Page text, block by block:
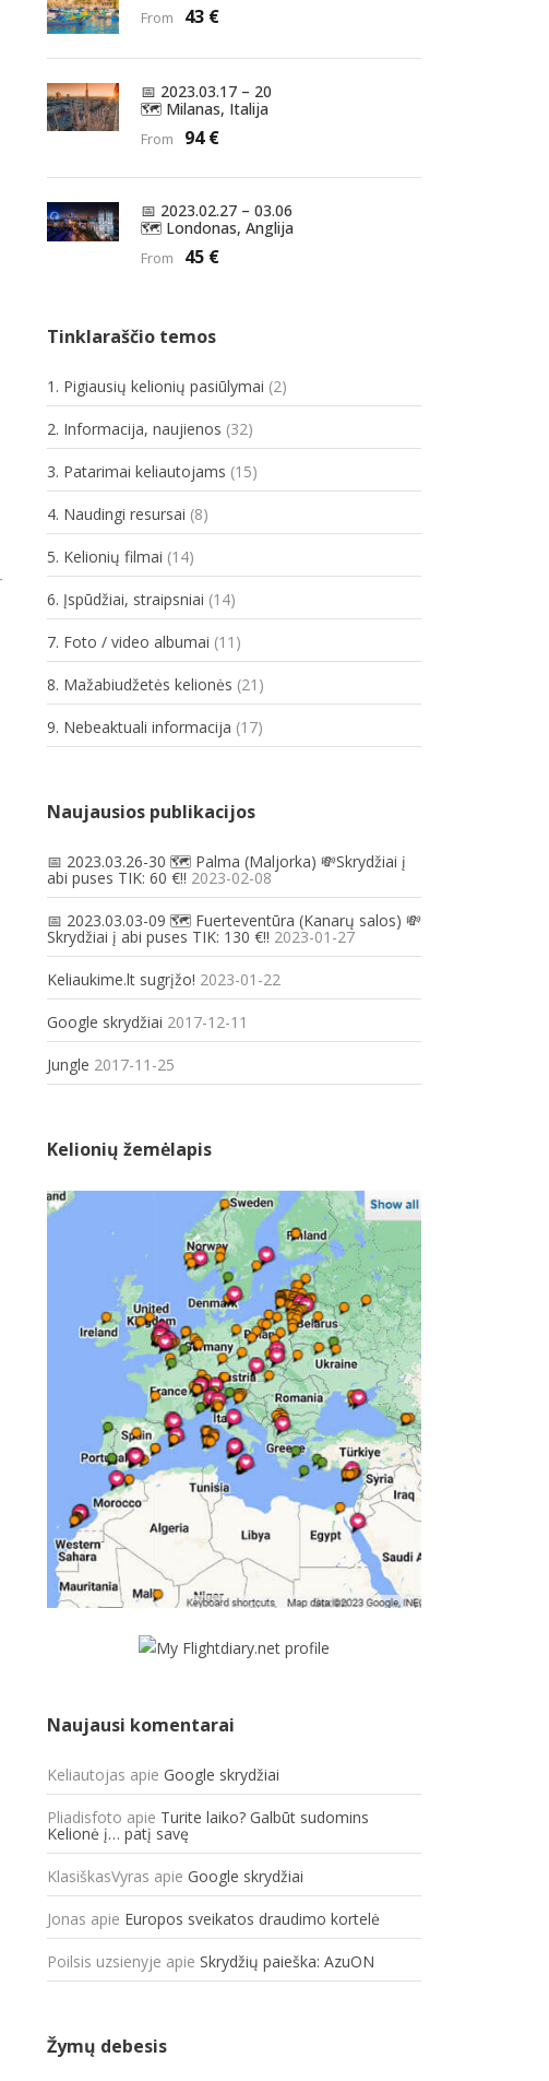
PIGI NAKVYNĖ
SKAMBUČIAI IR INTERNETAS
EUROPOS SVEIKATOS DRAUDIMO KORTELĖ
YPATINGOS SITUACIJOS IR JŪSŲ TEISĖS
From 43 €
📅 2023.03.17 – 20
🗺️ Milanas, Italija
From 94 €
📅 2023.02.27 – 03.06
🗺️ Londonas, Anglija
From 45 €
Tinklaraščio temos
1. Pigiausių kelionių pasiūlymai (2)
2. Informacija, naujienos (32)
3. Patarimai keliautojams (15)
4. Naudingi resursai (8)
5. Kelionių filmai (14)
6. Įspūdžiai, straipsniai (14)
7. Foto / video albumai (11)
8. Mažabiudžetės kelionės (21)
9. Nebeaktuali informacija (17)
Naujausios publikacijos
📅 2023.03.26-30 🗺️ Palma (Maljorka) 💸Skrydžiai į
abi puses TIK: 60 €!! 2023-02-08
📅 2023.03.03-09 🗺️ Fuerteventūra (Kanarų salos) 💸
Skrydžiai į abi puses TIK: 130 €!! 2023-01-27
Keliaukime.lt sugrįžo! 2023-01-22
Google skrydžiai 2017-12-11
Jungle 2017-11-25
Kelionių žemėlapis
Naujausi komentarai
Keliautojas apie Google skrydžiai
Pliadisfoto apie Turite laiko? Galbūt sudomins
Kelionė į… patį savę
KlasiškasVyras apie Google skrydžiai
Jonas apie Europos sveikatos draudimo kortelė
Poilsis uzsienyje apie Skrydžių paieška: AzuON
Žymų debesis
YPATINGOS SITUACIJOS IR JŪSŲ TEISĖS